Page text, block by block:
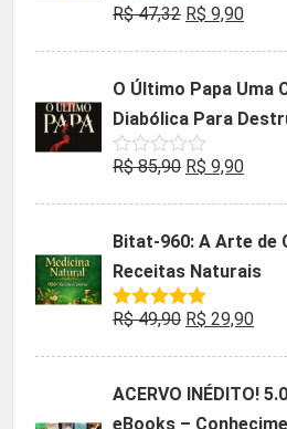
Avaliação
de
R$47,32 O
era:
R$ 47,32.
R$ 9,90O
é:
R$
O Último Papa Uma
Diabólica Para
Avaliação
de
R$85,90 O
era:
R$ 85,90.
R$ 9,90O
é:
R$
Bitat-960: A Arte de
Receitas Naturais
Avaliação
R$49,90 O
era:
R$ 29,90O
é:
ACERVO INÉDITO!
eBooks –